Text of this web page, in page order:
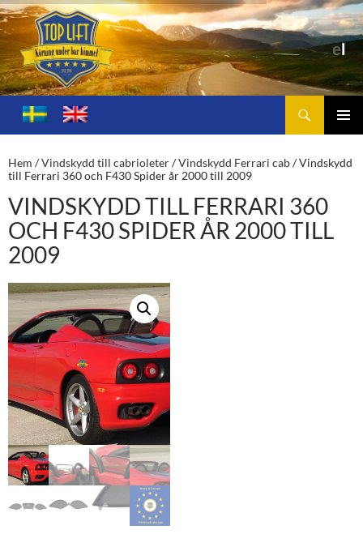
Toplift.se – för körning under bar himmel
HOPPA
TILL
Hem /Vindskydd till cabrioleter/Vindskydd Ferrari cab/ Vindskydd
till Ferrari 360 och F430 Spider år 2000 till 2009
VINDSKYDD TILL FERRARI 360
OCH F430 SPIDER ÅR 2000 TILL
2009